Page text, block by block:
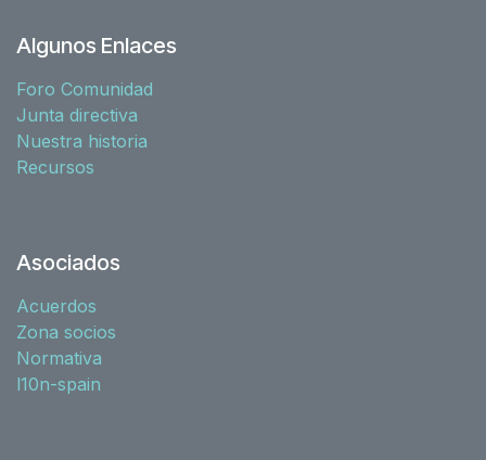
Algunos Enlaces
Foro Comunidad
Junta directiva
Nuestra historia
Recursos
Asociados
Acuerdos
Zona socios
Normativa
l10n-spain